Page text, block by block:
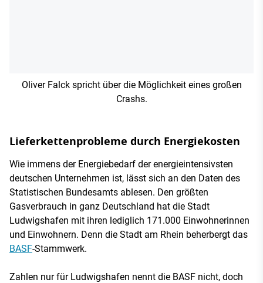
Oliver Falck spricht über die Möglichkeit eines großen
Crashs.
Lieferkettenprobleme durch Energiekosten
Wie immens der Energiebedarf der energieintensivsten
deutschen Unternehmen ist, lässt sich an den Daten des
Statistischen Bundesamts ablesen. Den größten
Gasverbrauch in ganz Deutschland hat die Stadt
Ludwigshafen mit ihren lediglich 171.000 Einwohnerinnen
und Einwohnern. Denn die Stadt am Rhein beherbergt das
BASF-Stammwerk.
Zahlen nur für Ludwigshafen nennt die BASF nicht, doch